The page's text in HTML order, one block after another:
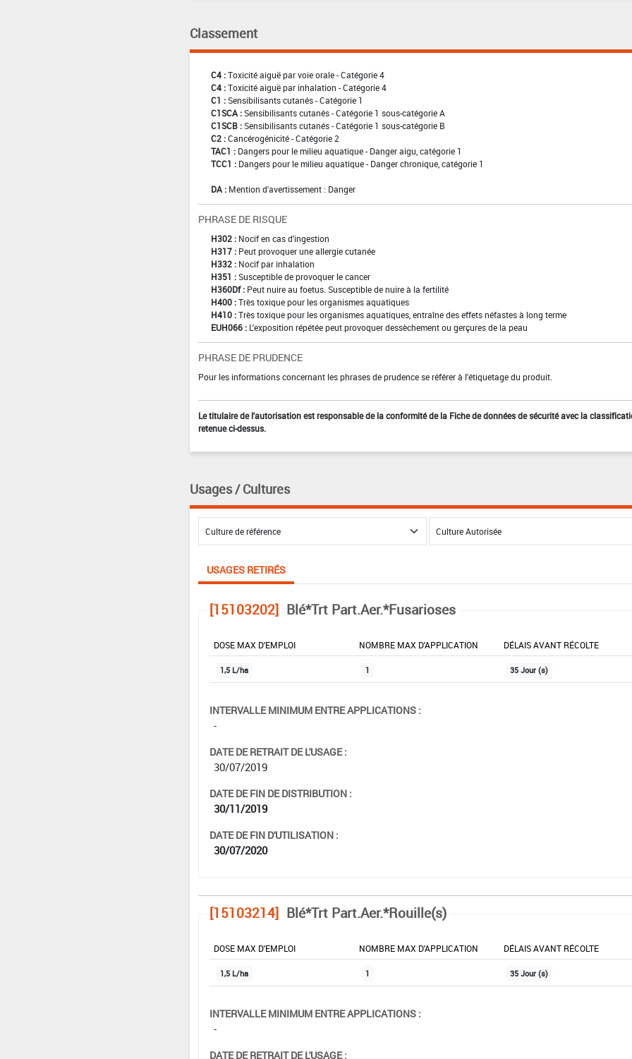
Classement
C4 : Toxicité aiguë par voie orale - Catégorie 4
C4 : Toxicité aiguë par inhalation - Catégorie 4
C1 : Sensibilisants cutanés - Catégorie 1
C1SCA : Sensibilisants cutanés - Catégorie 1 sous-catégorie A
C1SCB : Sensibilisants cutanés - Catégorie 1 sous-catégorie B
C2 : Cancérogénicité - Catégorie 2
TAC1 : Dangers pour le milieu aquatique - Danger aigu, catégorie 1
TCC1 : Dangers pour le milieu aquatique - Danger chronique, catégorie 1
DA : Mention d'avertissement : Danger
PHRASE DE RISQUE
H302 : Nocif en cas d'ingestion
H317 : Peut provoquer une allergie cutanée
H332 : Nocif par inhalation
H351 : Susceptible de provoquer le cancer
H360Df : Peut nuire au foetus. Susceptible de nuire à la fertilité
H400 : Très toxique pour les organismes aquatiques
H410 : Très toxique pour les organismes aquatiques, entraîne des effets néfastes à long terme
EUH066 : L'exposition répétée peut provoquer dessèchement ou gerçures de la peau
PHRASE DE PRUDENCE
Pour les informations concernant les phrases de prudence se référer à l'étiquetage du produit.
Le titulaire de l'autorisation est responsable de la conformité de la Fiche de données de sécurité avec la
retenue ci-dessus.
Usages / Cultures
USAGES RETIRÉS
[15103202] Blé*Trt Part.Aer.*Fusarioses
DOSE MAX D'EMPLOI NOMBRE MAX D'APPLICATION DÉLAIS AVANT RÉCOLTE
1,5 L/ha 1 35 Jour (s)
INTERVALLE MINIMUM ENTRE APPLICATIONS :
-
DATE DE RETRAIT DE L'USAGE :
30/07/2019
DATE DE FIN DE DISTRIBUTION :
30/11/2019
DATE DE FIN D'UTILISATION :
30/07/2020
[15103214] Blé*Trt Part.Aer.*Rouille(s)
DOSE MAX D'EMPLOI NOMBRE MAX D'APPLICATION DÉLAIS AVANT RÉCOLTE
1,5 L/ha 1 35 Jour (s)
INTERVALLE MINIMUM ENTRE APPLICATIONS :
-
DATE DE RETRAIT DE L'USAGE :